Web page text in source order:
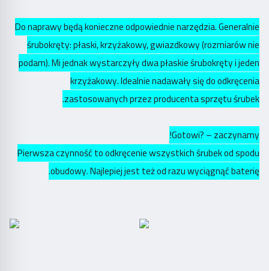
Do naprawy będą konieczne odpowiednie narzędzia. Generalnie
śrubokręty: płaski, krzyżakowy, gwiazdkowy (rozmiarów nie
podam). Mi jednak wystarczyły dwa płaskie śrubokręty i jeden
krzyżakowy. Idealnie nadawały się do odkręcenia
zastosowanych przez producenta sprzętu śrubek.
Gotowi? – zaczynamy!
Pierwsza czynność to odkręcenie wszystkich śrubek od spodu
obudowy. Najlepiej jest też od razu wyciągnąć baterię.